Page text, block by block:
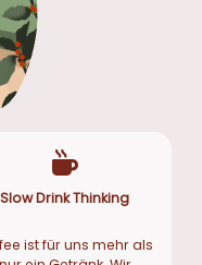
Slow Drink Thinking
ist für uns mehr als